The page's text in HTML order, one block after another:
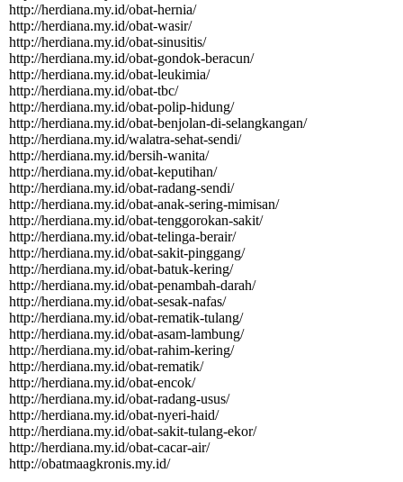
http:­//­herdiana.­my.­id/­obat-­hernia/­
http:­//­herdiana.­my.­id/­obat-­wasir/­
http:­//­herdiana.­my.­id/­obat-­sinusitis/­
http:­//­herdiana.­my.­id/­obat-­gondok-­beracun/­
http:­//­herdiana.­my.­id/­obat-­leukimia/­
http:­//­herdiana.­my.­id/­obat-­tbc/­
http:­//­herdiana.­my.­id/­obat-­polip-­hidung/­
http:­//­herdiana.­my.­id/­obat-­benjolan-­di-­selangkangan/­
http:­//­herdiana.­my.­id/­walatra-­sehat-­sendi/­
http:­//­herdiana.­my.­id/­bersih-­wanita/­
http:­//­herdiana.­my.­id/­obat-­keputihan/­
http:­//­herdiana.­my.­id/­obat-­radang-­sendi/­
http:­//­herdiana.­my.­id/­obat-­anak-­sering-­mimisan/­
http:­//­herdiana.­my.­id/­obat-­tenggorokan-­sakit/­
http:­//­herdiana.­my.­id/­obat-­telinga-­berair/­
http:­//­herdiana.­my.­id/­obat-­sakit-­pinggang/­
http:­//­herdiana.­my.­id/­obat-­batuk-­kering/­
http:­//­herdiana.­my.­id/­obat-­penambah-­darah/­
http:­//­herdiana.­my.­id/­obat-­sesak-­nafas/­
http:­//­herdiana.­my.­id/­obat-­rematik-­tulang/­
http:­//­herdiana.­my.­id/­obat-­asam-­lambung/­
http:­//­herdiana.­my.­id/­obat-­rahim-­kering/­
http:­//­herdiana.­my.­id/­obat-­rematik/­
http:­//­herdiana.­my.­id/­obat-­encok/­
http:­//­herdiana.­my.­id/­obat-­radang-­usus/­
http:­//­herdiana.­my.­id/­obat-­nyeri-­haid/­
http:­//­herdiana.­my.­id/­obat-­sakit-­tulang-­ekor/­
http:­//­herdiana.­my.­id/­obat-­cacar-­air/­
http:­//­obatmaagkronis.­my.­id/­